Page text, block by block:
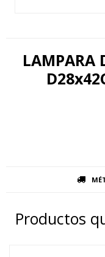
LAMPARA
Productos